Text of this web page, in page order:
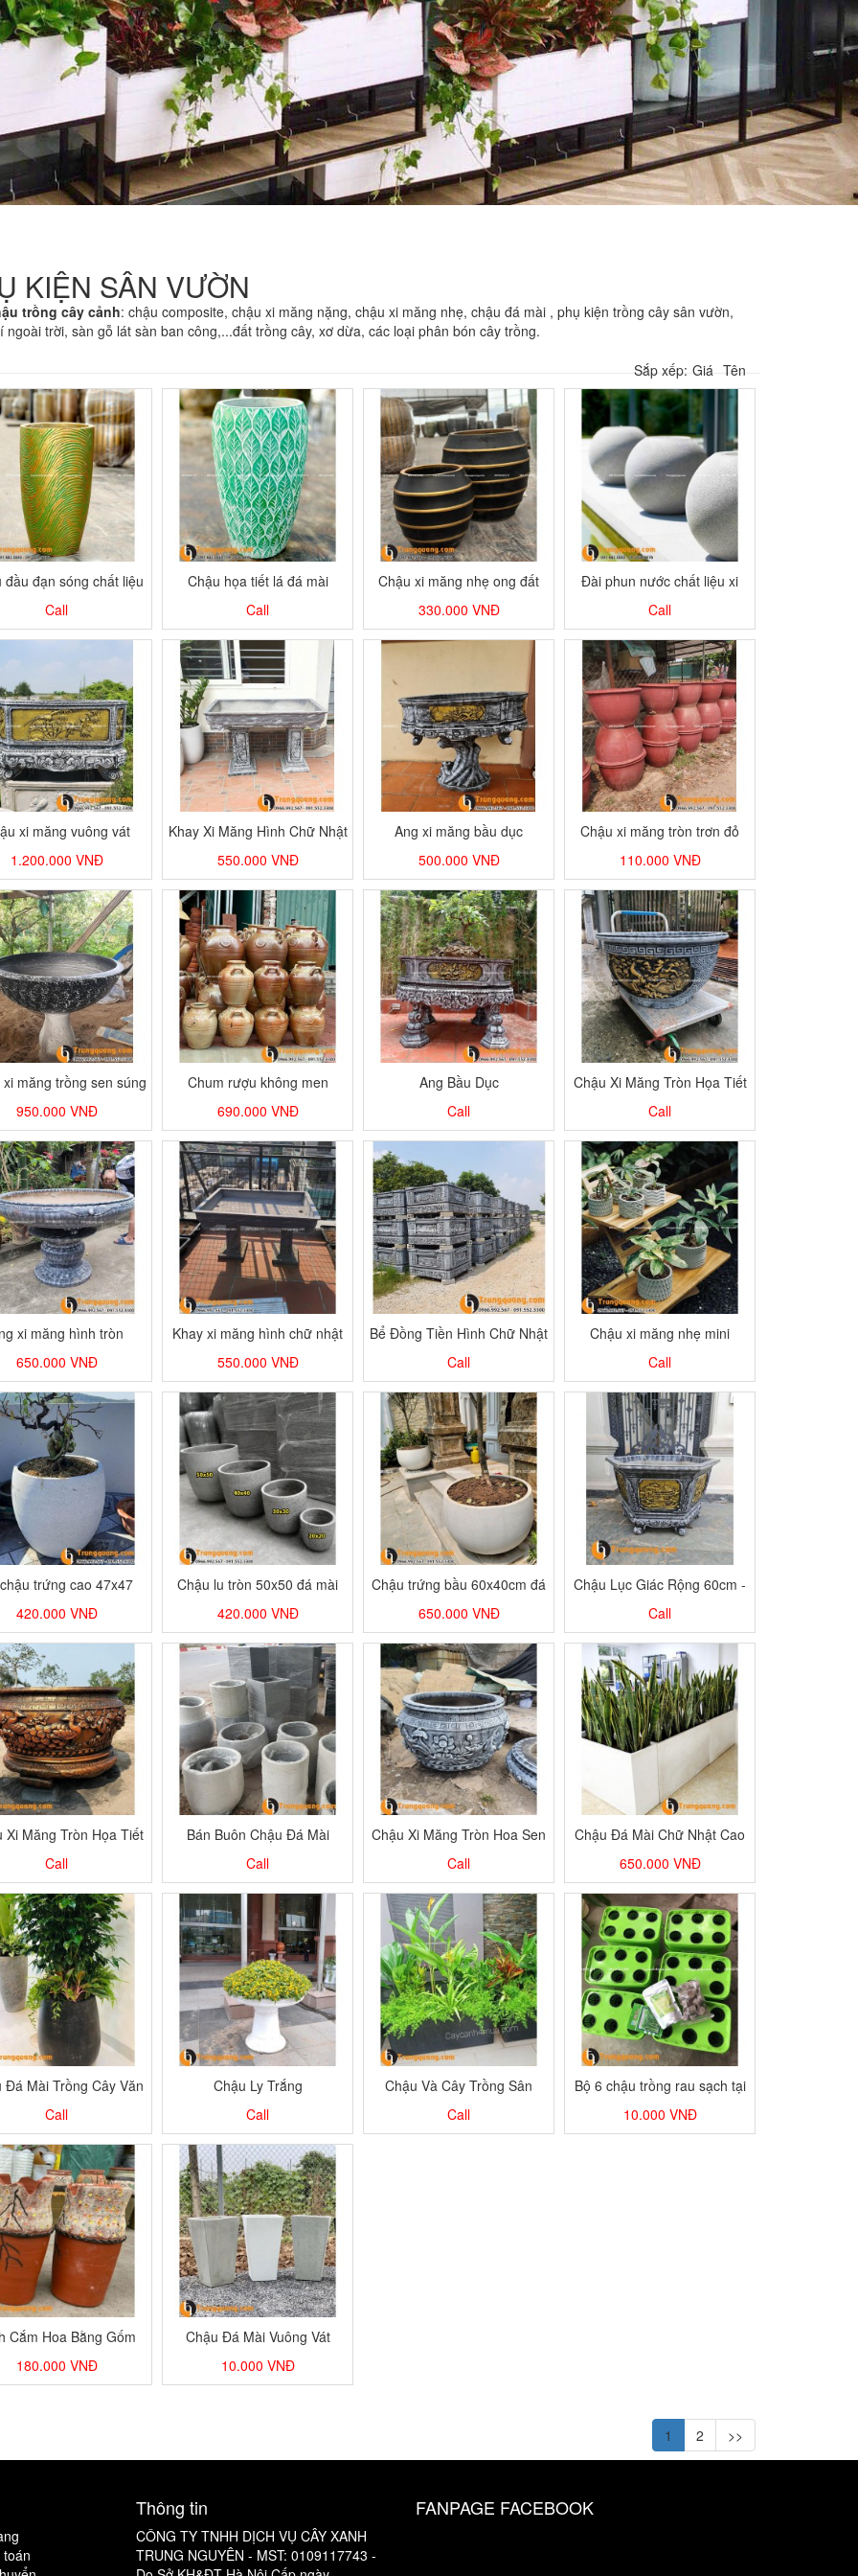
KIỆN SÂN VƯỜN
trồng cây cảnh: chậu composite, chậu xi măng nặng, chậu xi măng nhẹ, chậu đá mài , phụ kiện trồng cây sân vườn,
ngoài trời, sàn gỗ lát sàn ban công,...đất trồng cây, xơ dừa, các loại phân bón cây trồng.
Sắp xếp: Giá Tên
đầu đạn sóng chất liệu
Call
Chậu họa tiết lá đá mài
Call
Chậu xi măng nhẹ ong đất
330.000 VNĐ
Đài phun nước chất liệu xi
Call
xi măng vuông vát
1.200.000 VNĐ
Khay Xi Măng Hình Chữ Nhật
550.000 VNĐ
Ang xi măng bầu dục
500.000 VNĐ
Chậu xi măng tròn trơn đỏ
110.000 VNĐ
măng trồng sen súng
950.000 VNĐ
Chum rượu không men
Quảng Ninh
690.000 VNĐ
Ang Bầu Dục
Call
Chậu Xi Măng Tròn Họa Tiết
Call
xi măng hình tròn
650.000 VNĐ
Khay xi măng hình chữ nhật
550.000 VNĐ
Bể Đồng Tiền Hình Chữ Nhật
Call
Chậu xi măng nhẹ mini
Call
trứng cao 47x47
420.000 VNĐ
Chậu lu tròn 50x50 đá mài
420.000 VNĐ
Chậu trứng bầu 60x40cm đá
650.000 VNĐ
Chậu Lục Giác Rộng 60cm -
Call
Xi Măng Tròn Họa Tiết
Call
Bán Buôn Chậu Đá Mài
Trồng Cây
Call
Chậu Xi Măng Tròn Hoa Sen
Call
Chậu Đá Mài Chữ Nhật Cao
650.000 VNĐ
Đá Mài Trồng Cây Văn
Phòng
Call
Chậu Ly Trắng
Call
Chậu Và Cây Trồng Sân
Thượng Sân Vườn
Call
Bộ 6 chậu trồng rau sạch tại
nhà BKFast
10.000 VNĐ
Cắm Hoa Bằng Gốm
180.000 VNĐ
Chậu Đá Mài Vuông Vát
10.000 VNĐ
1 2 >>
Thông tin
CÔNG TY TNHH DỊCH VỤ CÂY XANH
TRUNG NGUYÊN - MST: 0109117743 -
FANPAGE FACEBOOK